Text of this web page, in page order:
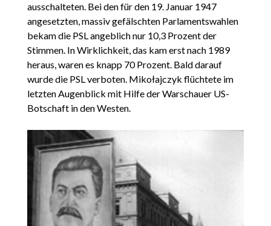
ausschalteten. Bei den für den 19. Januar 1947
angesetzten, massiv gefälschten Parlamentswahlen
bekam die PSL angeblich nur 10,3 Prozent der
Stimmen. In Wirklichkeit, das kam erst nach 1989
heraus, waren es knapp 70 Prozent. Bald darauf
wurde die PSL verboten. Mikołajczyk flüchtete im
letzten Augenblick mit Hilfe der Warschauer US-
Botschaft in den Westen.